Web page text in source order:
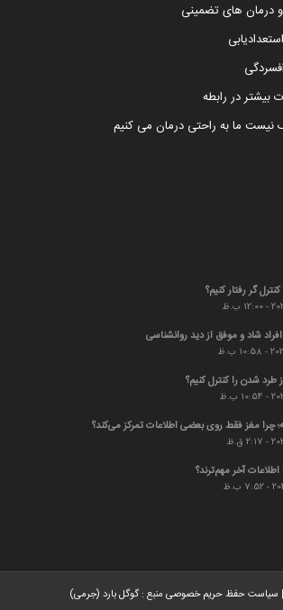
درمان های تضمینی
در رابطه
نیست ما به راحتی درمان می کنیم
گر رفتار کنیم؟
شاد و موفق از دید روانشناسی
طرد شدن را کنترل کنیم؟
چرا مغز فقط روی بعضی اطلاعات تمرکز می‌کند؟
اطلاعات آخر مهم‌ترند؟
سیاست حفظ حریم خصوصیمنبع :گوگل بارد (جرمی)